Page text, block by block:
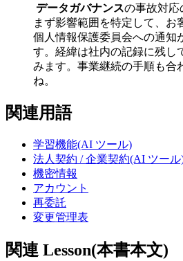
データガバナンスの事故対応
まず影響範囲を特定して、お
個人情報保護委員会への通知
す。経緯は社内の記録に残し
みます。事業継続の手順も合
ね。
関連用語
学習機能(AI ツール)
法人契約 / 企業契約(AI ツール
機密情報
アカウント
再委託
変更管理表
関連 Lesson(本書本文)